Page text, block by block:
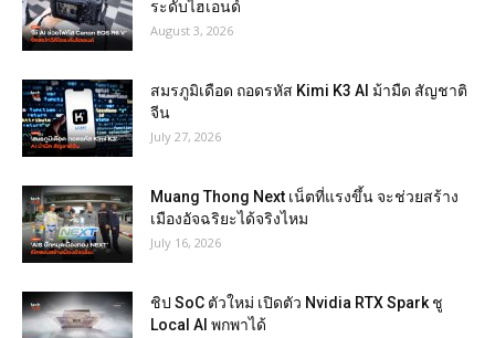
ระดับไฮเอนด์
August 3, 2026
สมรภูมิเดือด ถอดรหัส Kimi K3 AI ม้ามืด สัญชาติ
จีน
July 27, 2026
Muang Thong Next เน็ตที่แรงขึ้น จะช่วยสร้าง
เมืองอัจฉริยะได้จริงไหม
July 16, 2026
ชิป SoC ตัวใหม่ เปิดตัว Nvidia RTX Spark ชู
Local AI พกพาได้